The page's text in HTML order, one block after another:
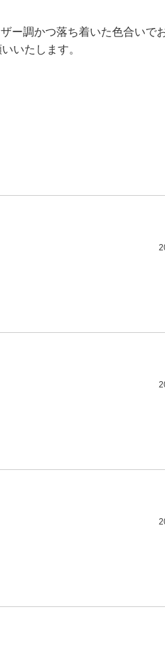
ー調かつ落ち着いた色合いで
いたします。